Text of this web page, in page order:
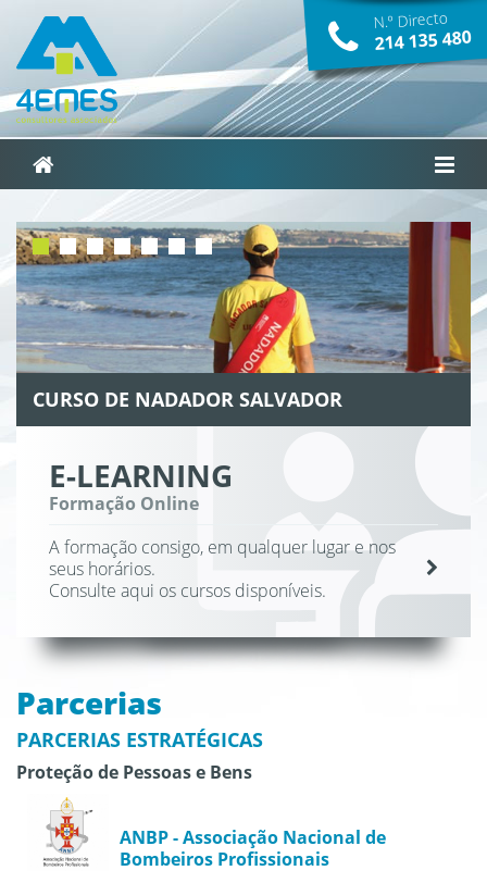
N.º Directo
214­ 135­ 480
NADADOR SALVADOR
E-LEARNING
Formação Online
A formação consigo, em qualquer lugar e nos
seus horários.
Consulte aqui os cursos disponíveis.
Parcerias
PARCERIAS ESTRATÉGICAS
Proteção de Pessoas e Bens
ANBP - Associação Nacional de
Bombeiros Profissionais